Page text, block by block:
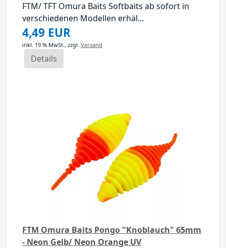
FTM/ TFT Omura Baits Softbaits ab sofort in
verschiedenen Modellen erhäl...
4,49 EUR
inkl. 19 % MwSt., zzgl. Versand
Details
FTM Omura Baits Pongo "Knoblauch" 65mm
- Neon Gelb/ Neon Orange UV